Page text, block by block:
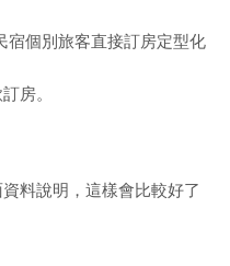
宿個別旅客直接訂房定型化
房。
料說明，這樣會比較好了